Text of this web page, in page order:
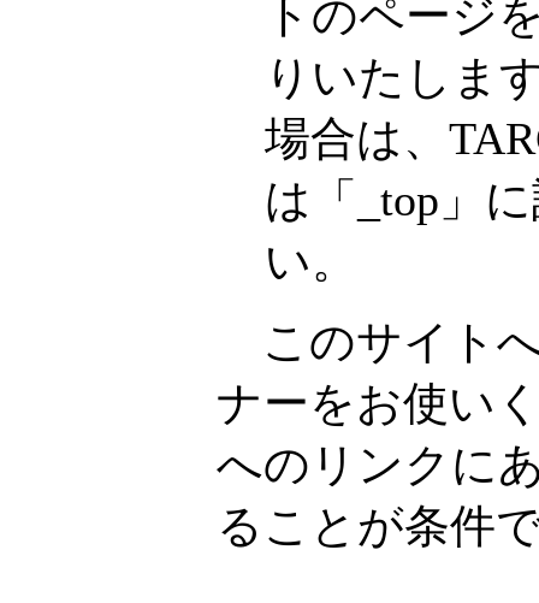
トのページ
りいたしま
場合は、
は「_top」
い。
このサイト
ナーをお使い
へのリンクに
ることが条件